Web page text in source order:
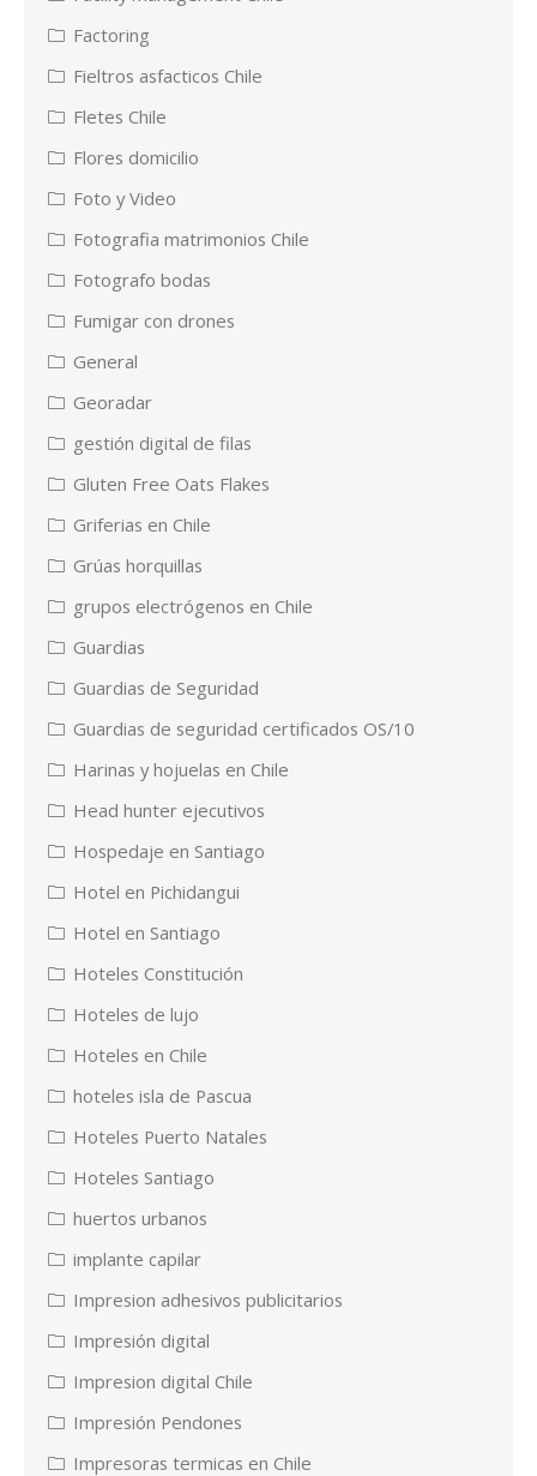
Factoring
Fieltros asfacticos Chile
Fletes Chile
Flores domicilio
Foto y Video
Fotografia matrimonios Chile
Fotografo bodas
Fumigar con drones
General
Georadar
gestión digital de filas
Gluten Free Oats Flakes
Griferias en Chile
Grúas horquillas
grupos electrógenos en Chile
Guardias
Guardias de Seguridad
Guardias de seguridad certificados OS/10
Harinas y hojuelas en Chile
Head hunter ejecutivos
Hospedaje en Santiago
Hotel en Pichidangui
Hotel en Santiago
Hoteles Constitución
Hoteles de lujo
Hoteles en Chile
hoteles isla de Pascua
Hoteles Puerto Natales
Hoteles Santiago
huertos urbanos
implante capilar
Impresion adhesivos publicitarios
Impresión digital
Impresion digital Chile
Impresión Pendones
Impresoras termicas en Chile